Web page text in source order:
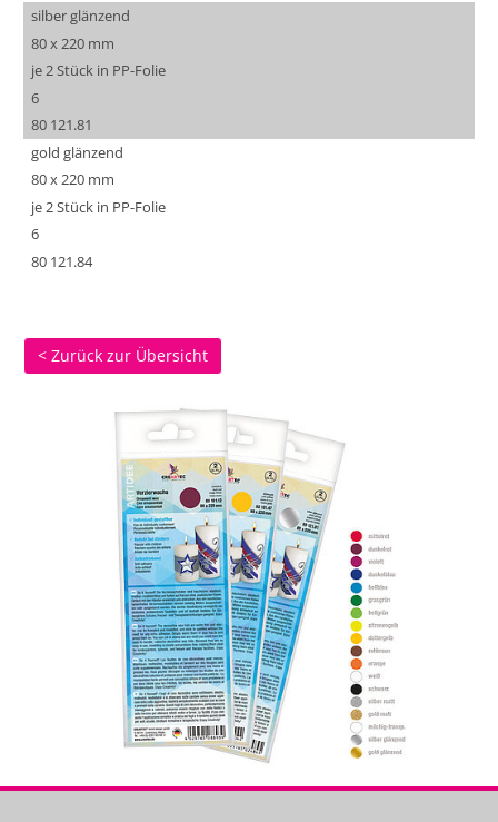
silber glänzend
80 x 220 mm
je 2 Stück in PP-Folie
6
80 121.81
gold glänzend
80 x 220 mm
je 2 Stück in PP-Folie
6
80 121.84
< Zurück zur Übersicht